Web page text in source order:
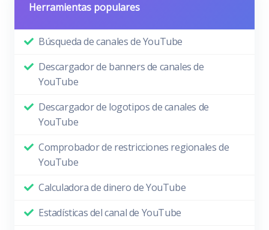
Herramientas populares
Búsqueda de canales de YouTube
Descargador de banners de canales de
YouTube
Descargador de logotipos de canales de
YouTube
Comprobador de restricciones regionales de
YouTube
Calculadora de dinero de YouTube
Estadísticas del canal de YouTube